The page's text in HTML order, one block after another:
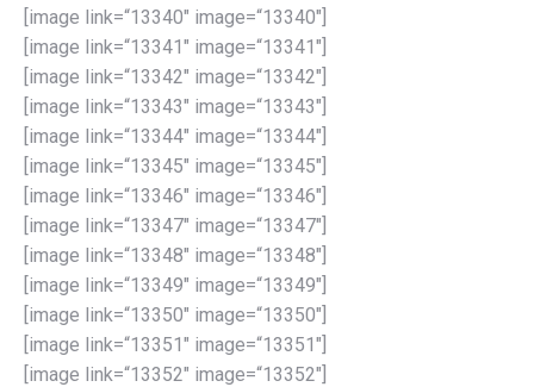
[image link=“13340″ image=“13340″]
[image link=“13341″ image=“13341″]
[image link=“13342″ image=“13342″]
[image link=“13343″ image=“13343″]
[image link=“13344″ image=“13344″]
[image link=“13345″ image=“13345″]
[image link=“13346″ image=“13346″]
[image link=“13347″ image=“13347″]
[image link=“13348″ image=“13348″]
[image link=“13349″ image=“13349″]
[image link=“13350″ image=“13350″]
[image link=“13351″ image=“13351″]
[image link=“13352″ image=“13352″]